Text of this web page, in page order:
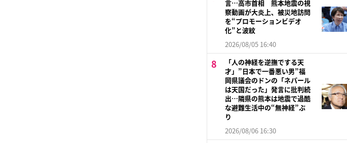
言…高市首相 熊本地震の視
察動画が大炎上、被災地訪問
を“プロモーションビデオ
化”と波紋
2026/08/05 16:40
「人の神経を逆撫でする天
才」”日本で一番悪い男”福
岡県議会のドンの「ネパール
は天国だった」発言に批判続
出…隣県の熊本は地震で過酷
な避難生活中の“無神経”ぶ
り
2026/08/06 16:30